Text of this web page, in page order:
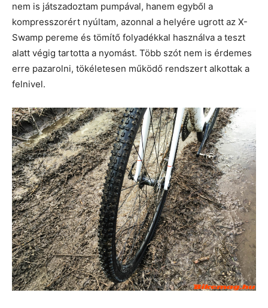
nem is játszadoztam pumpával, hanem egyből a
kompresszorért nyúltam, azonnal a helyére ugrott az X-
Swamp pereme és tömítő folyadékkal használva a teszt
alatt végig tartotta a nyomást. Több szót nem is érdemes
erre pazarolni, tökéletesen működő rendszert alkottak a
felnivel.